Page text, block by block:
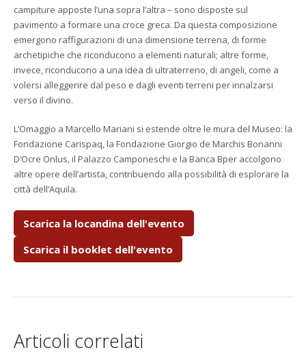
campiture apposte l’una sopra l’altra – sono disposte sul
pavimento a formare una croce greca. Da questa composizione
emergono raffigurazioni di una dimensione terrena, di forme
archetipiche che riconducono a elementi naturali; altre forme,
invece, riconducono a una idea di ultraterreno, di angeli, come a
volersi alleggerire dal peso e dagli eventi terreni per innalzarsi
verso il divino.
L’Omaggio a Marcello Mariani si estende oltre le mura del Museo: la
Fondazione Carispaq, la Fondazione Giorgio de Marchis Bonanni
D’Ocre Onlus, il Palazzo Camponeschi e la Banca Bper accolgono
altre opere dell’artista, contribuendo alla possibilità di esplorare la
città dell’Aquila.
Scarica la locandina dell'evento
Scarica il booklet dell'evento
Articoli correlati